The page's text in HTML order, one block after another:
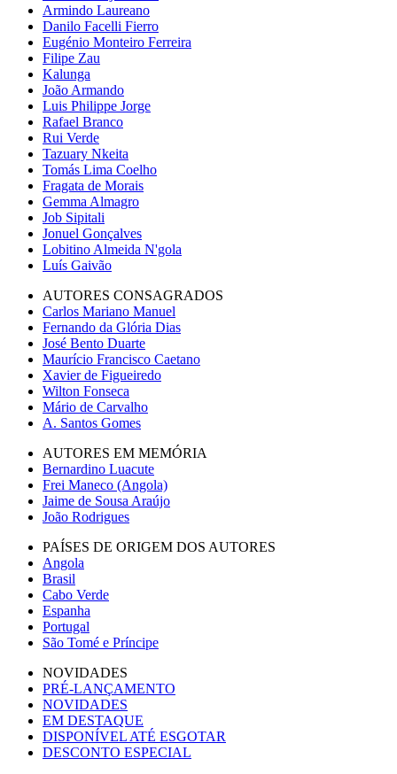
Armindo Laureano
Danilo Facelli Fierro
Eugénio Monteiro Ferreira
Filipe Zau
Kalunga
João Armando
Luis Philippe Jorge
Rafael Branco
Rui Verde
Tazuary Nkeita
Tomás Lima Coelho
Fragata de Morais
Gemma Almagro
Job Sipitali
Jonuel Gonçalves
Lobitino Almeida N'gola
Luís Gaivão
AUTORES CONSAGRADOS
Carlos Mariano Manuel
Fernando da Glória Dias
José Bento Duarte
Maurício Francisco Caetano
Xavier de Figueiredo
Wilton Fonseca
Mário de Carvalho
A. Santos Gomes
AUTORES EM MEMÓRIA
Bernardino Luacute
Frei Maneco (Angola)
Jaime de Sousa Araújo
João Rodrigues
PAÍSES DE ORIGEM DOS AUTORES
Angola
Brasil
Cabo Verde
Espanha
Portugal
São Tomé e Príncipe
NOVIDADES
PRÉ-LANÇAMENTO
NOVIDADES
EM DESTAQUE
DISPONÍVEL ATÉ ESGOTAR
DESCONTO ESPECIAL